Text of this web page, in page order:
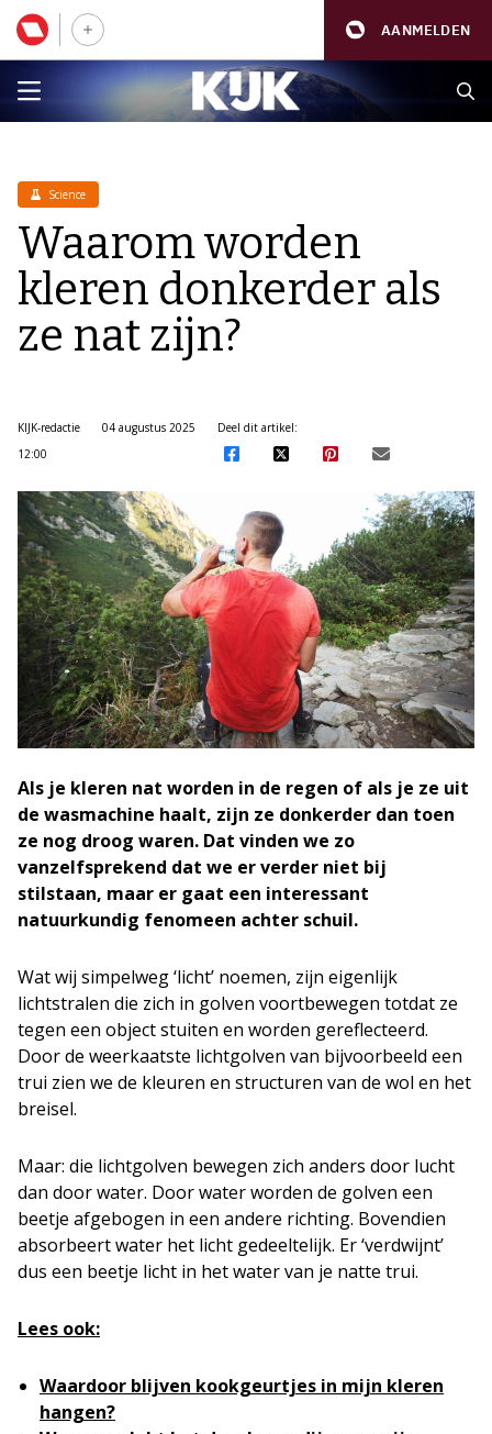
AANMELDEN
Science
Waarom worden
kleren donkerder als
ze nat zijn?
KIJK-redactie
04 augustus 2025
12:00
Deel dit artikel:
Als je kleren nat worden in de regen of als je ze uit
de wasmachine haalt, zijn ze donkerder dan toen
ze nog droog waren. Dat vinden we zo
vanzelfsprekend dat we er verder niet bij
stilstaan, maar er gaat een interessant
natuurkundig fenomeen achter schuil.
Wat wij simpelweg ‘licht’ noemen, zijn eigenlijk
lichtstralen die zich in golven voortbewegen totdat ze
tegen een object stuiten en worden gereflecteerd.
Door de weerkaatste lichtgolven van bijvoorbeeld een
trui zien we de kleuren en structuren van de wol en het
breisel.
Maar: die lichtgolven bewegen zich anders door lucht
dan door water. Door water worden de golven een
beetje afgebogen in een andere richting. Bovendien
absorbeert water het licht gedeeltelijk. Er ‘verdwijnt’
dus een beetje licht in het water van je natte trui.
Lees ook:
Waardoor blijven kookgeurtjes in mijn kleren
hangen?